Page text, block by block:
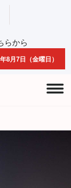
らから
8月7日（金曜日）